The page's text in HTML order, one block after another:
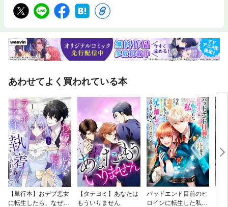
あわせてよく買われている本
【単行本】おデブ悪女
に転生したら、なぜか
【タテヨミ】あなたは
もういりません
バッドエンド目前のヒ
ロインに転生した私、